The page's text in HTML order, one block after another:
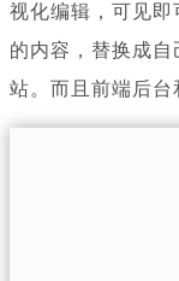
视化编辑，可见即
的内容，替换成
站。而且前端后台